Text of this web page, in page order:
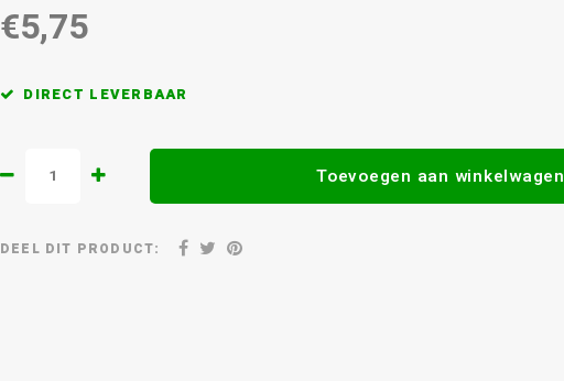
€5,75
DIRECT LEVERBAAR
Toevoegen aan winkelwagen
DEEL DIT PRODUCT: